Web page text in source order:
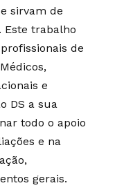
sirvam de
Este trabalho
de
e
DS a sua
todo o apoio
e na
gerais.